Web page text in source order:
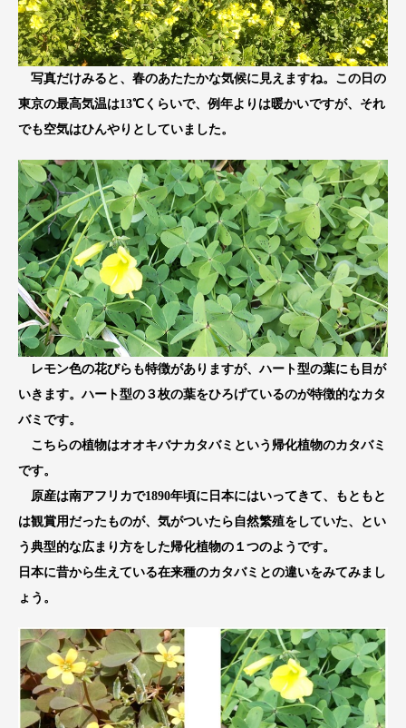
写真だけみると、春のあたたかな気候に見えますね。この日の
東京の最高気温は13℃くらいで、例年よりは暖かいですが、それ
でも空気はひんやりとしていました。
レモン色の花びらも特徴がありますが、ハート型の葉にも目が
いきます。ハート型の３枚の葉をひろげているのが特徴的なカタ
バミです。
こちらの植物はオオキバナカタバミという帰化植物のカタバミ
です。
原産は南アフリカで1890年頃に日本にはいってきて、もともと
は観賞用だったものが、気がついたら自然繁殖をしていた、とい
う典型的な広まり方をした帰化植物の１つのようです。
日本に昔から生えている在来種のカタバミとの違いをみてみまし
ょう。